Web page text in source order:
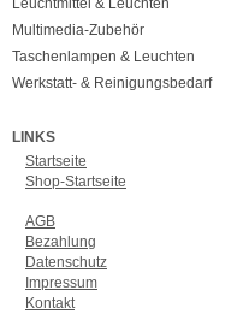
Leuchtmittel & Leuchten
Multimedia-Zubehör
Taschenlampen & Leuchten
Werkstatt- & Reinigungsbedarf
LINKS
Startseite
Shop-Startseite
AGB
Bezahlung
Datenschutz
Impressum
Kontakt